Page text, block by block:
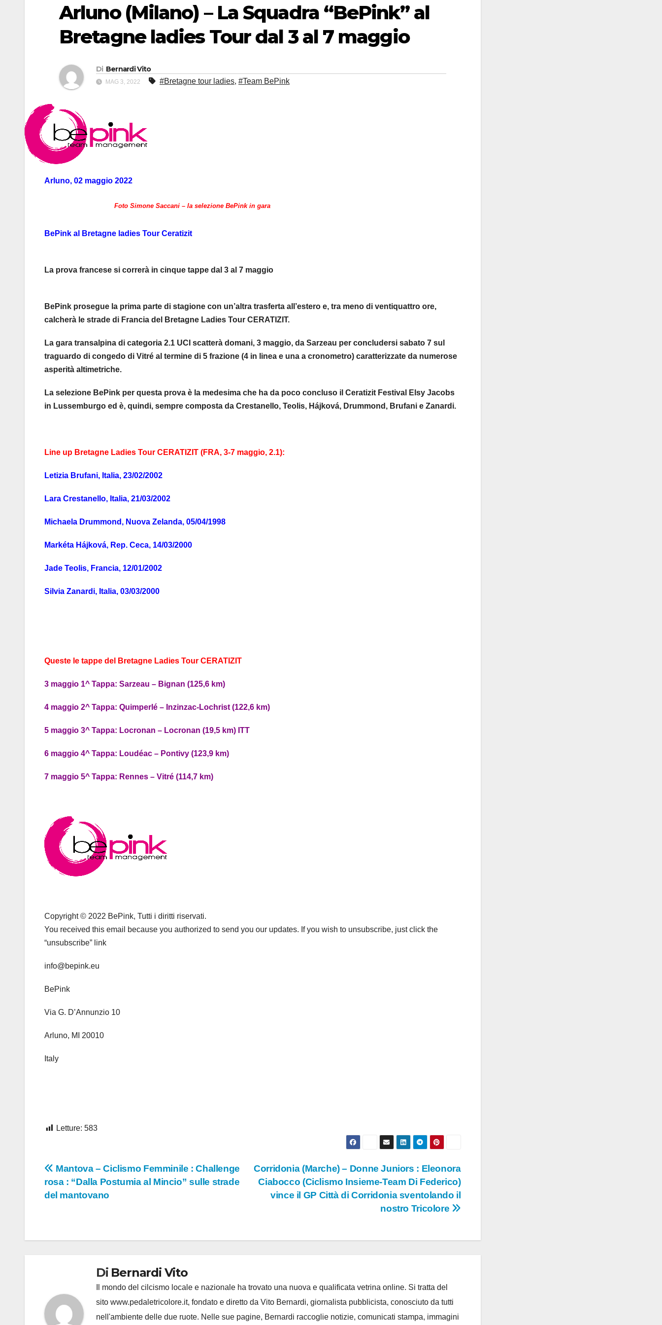
Arluno (Milano) – La Squadra “BePink” al
Bretagne ladies Tour dal 3 al 7 maggio
Di Bernardi Vito
MAG 3, 2022 #Bretagne tour ladies, #Team BePink
Arluno, 02 maggio 2022
Foto Simone Saccani – la selezione BePink in gara
BePink al Bretagne ladies Tour Ceratizit
La prova francese si correrà in cinque tappe dal 3 al 7 maggio
BePink prosegue la prima parte di stagione con un’altra trasferta all’estero e, tra meno di ventiquattro ore,
calcherà le strade di Francia del Bretagne Ladies Tour CERATIZIT.
La gara transalpina di categoria 2.1 UCI scatterà domani, 3 maggio, da Sarzeau per concludersi sabato 7 sul
traguardo di congedo di Vitré al termine di 5 frazione (4 in linea e una a cronometro) caratterizzate da numerose
asperità altimetriche.
La selezione BePink per questa prova è la medesima che ha da poco concluso il Ceratizit Festival Elsy Jacobs
in Lussemburgo ed è, quindi, sempre composta da Crestanello, Teolis, Hájková, Drummond, Brufani e Zanardi.
Line up Bretagne Ladies Tour CERATIZIT (FRA, 3-7 maggio, 2.1):
Letizia Brufani, Italia, 23/02/2002
Lara Crestanello, Italia, 21/03/2002
Michaela Drummond, Nuova Zelanda, 05/04/1998
Markéta Hájková, Rep. Ceca, 14/03/2000
Jade Teolis, Francia, 12/01/2002
Silvia Zanardi, Italia, 03/03/2000
Queste le tappe del Bretagne Ladies Tour CERATIZIT
3 maggio 1^ Tappa: Sarzeau – Bignan (125,6 km)
4 maggio 2^ Tappa: Quimperlé – Inzinzac-Lochrist (122,6 km)
5 maggio 3^ Tappa: Locronan – Locronan (19,5 km) ITT
6 maggio 4^ Tappa: Loudéac – Pontivy (123,9 km)
7 maggio 5^ Tappa: Rennes – Vitré (114,7 km)
Copyright © 2022 BePink, Tutti i diritti riservati.
You received this email because you authorized to send you our updates. If you wish to unsubscribe, just click the
“unsubscribe” link
info@bepink.eu
BePink
Via G. D’Annunzio 10
Arluno, MI 20010
Italy
Letture: 583
Navigazione
articoli
Corridonia (Marche) – Donne Juniors : Eleonora
Ciabocco (Ciclismo Insieme-Team Di Federico)
vince il GP Città di Corridonia sventolando il
nostro Tricolore
Mantova – Ciclismo Femminile : Challenge
rosa : “Dalla Postumia al Mincio” sulle strade
del mantovano
Di Bernardi Vito
Il mondo del cilcismo locale e nazionale ha trovato una nuova e qualificata vetrina online. Si tratta del
sito www.pedaletricolore.it, fondato e diretto da Vito Bernardi, giornalista pubblicista, conosciuto da tutti
nell'ambiente delle due ruote. Nelle sue pagine, Bernardi raccoglie notizie, comunicati stampa, immagini